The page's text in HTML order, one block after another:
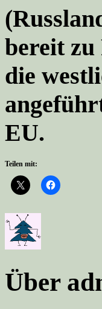
bereit zu
die
EU.
Teilen mit:
Über